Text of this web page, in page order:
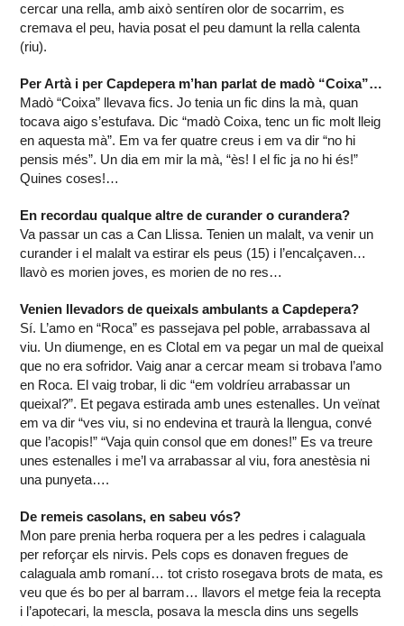
cercar una rella, amb això sentíren olor de socarrim, es
cremava el peu, havia posat el peu damunt la rella calenta
(riu).
Per Artà i per Capdepera m’han parlat de madò “Coixa”…
Madò “Coixa” llevava fics. Jo tenia un fic dins la mà, quan
tocava aigo s’estufava. Dic “madò Coixa, tenc un fic molt lleig
en aquesta mà”. Em va fer quatre creus i em va dir “no hi
pensis més”. Un dia em mir la mà, “ès! I el fic ja no hi és!”
Quines coses!…
En recordau qualque altre de curander o curandera?
Va passar un cas a Can Llissa. Tenien un malalt, va venir un
curander i el malalt va estirar els peus (15) i l’encalçaven…
llavò es morien joves, es morien de no res…
Venien llevadors de queixals ambulants a Capdepera?
Sí. L’amo en “Roca” es passejava pel poble, arrabassava al
viu. Un diumenge, en es Clotal em va pegar un mal de queixal
que no era sofridor. Vaig anar a cercar meam si trobava l’amo
en Roca. El vaig trobar, li dic “em voldríeu arrabassar un
queixal?”. Et pegava estirada amb unes estenalles. Un veïnat
em va dir “ves viu, si no endevina et traurà la llengua, convé
que l’acopis!” “Vaja quin consol que em dones!” Es va treure
unes estenalles i me’l va arrabassar al viu, fora anestèsia ni
una punyeta….
De remeis casolans, en sabeu vós?
Mon pare prenia herba roquera per a les pedres i calaguala
per reforçar els nirvis. Pels cops es donaven fregues de
calaguala amb romaní… tot cristo rosegava brots de mata, es
veu que és bo per al barram… llavors el metge feia la recepta
i l’apotecari, la mescla, posava la mescla dins uns segells